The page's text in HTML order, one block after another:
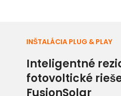
INŠTALÁCIA PLUG & PLAY
Inteligentné
fotovoltické
FusionSolar